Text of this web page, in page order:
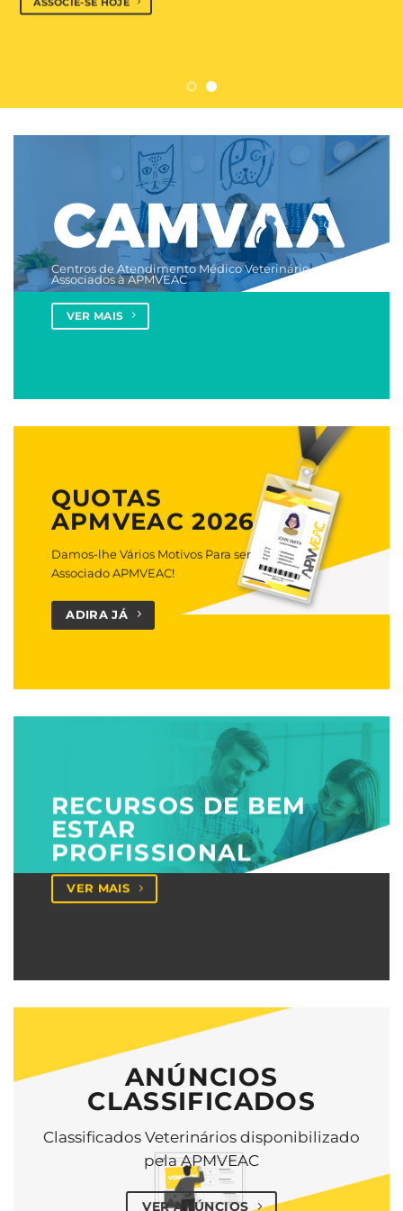
ASSOCIE-SE HOJE
Centros de Atendimento Médico Veterinário
Associados à APMVEAC
VER MAIS
QUOTAS
APMVEAC 2026
Damos-lhe Vários Motivos Para ser
Associado APMVEAC!
ADIRA JÁ
RECURSOS DE BEM
ESTAR
PROFISSIONAL
VER MAIS
ANÚNCIOS
CLASSIFICADOS
Classificados Veterinários disponibilizado
pela APMVEAC
VER ANÚNCIOS